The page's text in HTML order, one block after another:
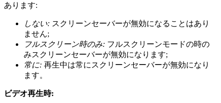
あります:
しない: スクリーンセーバーが無効になることはあり
ません;
フルスクリーン時のみ: フルスクリーンモードの時の
みスクリーンセーバーが無効になります;
常に: 再生中は常にスクリーンセーバーが無効になり
ます。
ビデオ再生時: